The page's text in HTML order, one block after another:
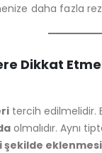
daha fazla
Dikkat
tercih edilmelidir.
olmalıdır. Aynı
şekilde eklenmesi